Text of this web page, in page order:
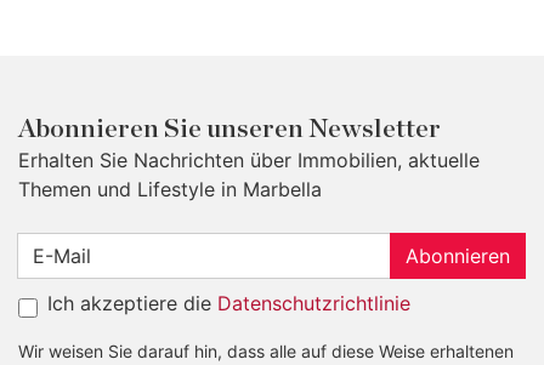
Abonnieren Sie unseren Newsletter
Erhalten Sie Nachrichten über Immobilien, aktuelle
Themen und Lifestyle in Marbella
Abonnieren
Ich akzeptiere die Datenschutzrichtlinie
Wir weisen Sie darauf hin, dass alle auf diese Weise erhaltenen